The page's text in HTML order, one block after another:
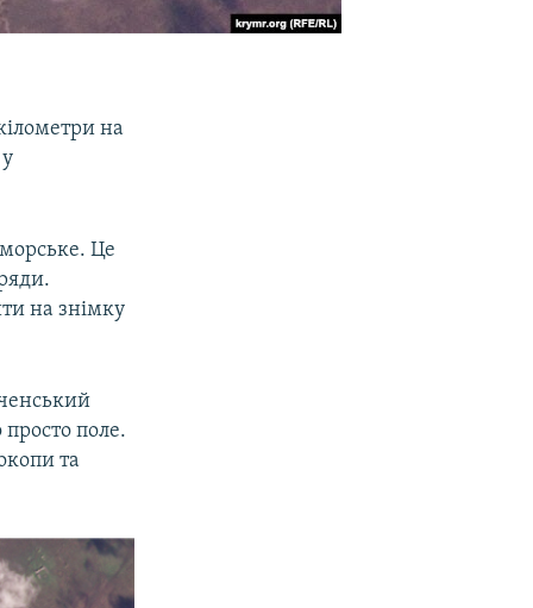
на
Це
на знімку
просто поле.
та